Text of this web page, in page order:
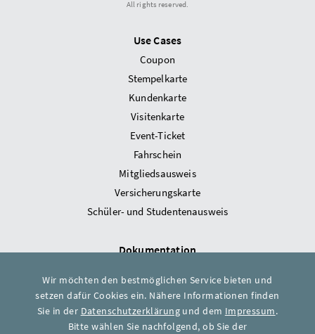
All rights reserved.
Use Cases
Coupon
Stempelkarte
Kundenkarte
Visitenkarte
Event-Ticket
Fahrschein
Mitgliedsausweis
Versicherungskarte
Schüler- und Studentenausweis
Dokumentation
Kortpress SDK
Kortpress API
Kortpress App
Wir möchten den bestmöglichen Service bieten und
setzen dafür Cookies ein. Nähere Informationen finden
Sie in der Datenschutzerklärung und dem Impressum.
Bitte wählen Sie nachfolgend, ob Sie der